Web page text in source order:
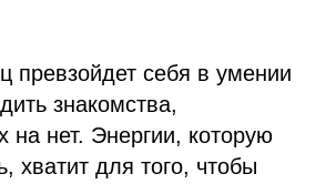
превзойдет себя в умении
знакомства,
на нет. Энергии, которую
хватит для того, чтобы